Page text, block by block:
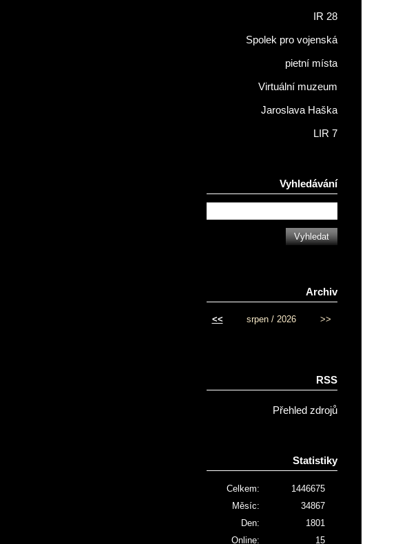
IR 28
Spolek pro vojenská
pietní místa
Virtuální muzeum
Jaroslava Haška
LIR 7
Vyhledávání
Archiv
<< srpen / 2026 >>
RSS
Přehled zdrojů
Statistiky
Online: 15
Celkem:
1446675
Měsíc:
34867
Den:
1801